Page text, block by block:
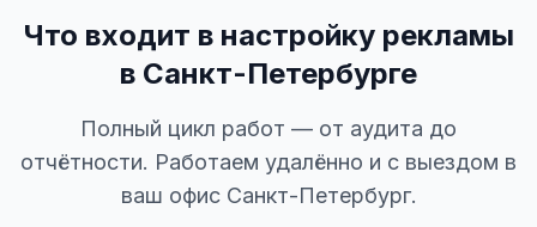
Что входит в настройку рекламы
в Санкт-Петербурге
Полный цикл работ — от аудита до
отчётности. Работаем удалённо и с выездом в
ваш офис Санкт-Петербург.